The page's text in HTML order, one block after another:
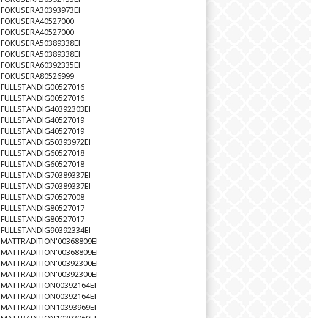
FOKUSERA30393973EI
FOKUSERA40527000
FOKUSERA40527000
FOKUSERA50389338EI
FOKUSERA50389338EI
FOKUSERA60392335EI
FOKUSERA80526999
FULLSTÄNDIG00527016
FULLSTÄNDIG00527016
FULLSTÄNDIG40392303EI
FULLSTÄNDIG40527019
FULLSTÄNDIG40527019
FULLSTÄNDIG50393972EI
FULLSTÄNDIG60527018
FULLSTÄNDIG60527018
FULLSTÄNDIG70389337EI
FULLSTÄNDIG70389337EI
FULLSTÄNDIG70527008
FULLSTÄNDIG80527017
FULLSTÄNDIG80527017
FULLSTÄNDIG90392334EI
MATTRADITION'00368809EI
MATTRADITION'00368809EI
MATTRADITION'00392300EI
MATTRADITION'00392300EI
MATTRADITION00392164EI
MATTRADITION00392164EI
MATTRADITION10393969EI